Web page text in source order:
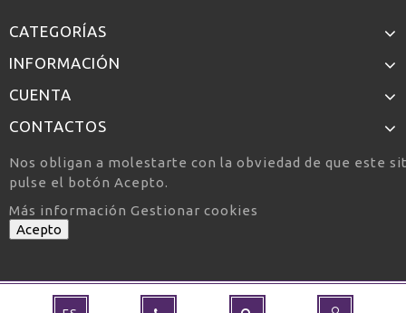
CATEGORÍAS
INFORMACIÓN
CUENTA
CONTACTOS
Nos obligan a molestarte con la obviedad de que este
pulse el botón Acepto.
Más información Gestionar cookies
Acepto